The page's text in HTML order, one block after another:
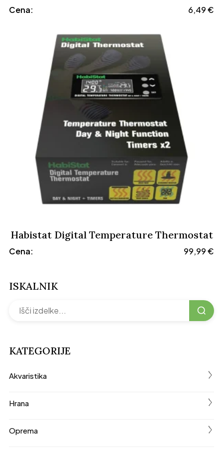
ISKALNIK
KATEGORIJE
Akvaristika く
Hrana く
Oprema く
Cena: 6,49€
Habistat Digital Temperature Thermostat
Cena: 99,99€